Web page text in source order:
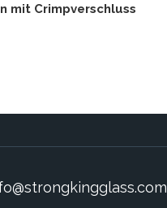
mit Crimpverschluss